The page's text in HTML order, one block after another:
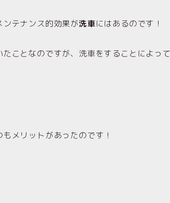
テナンス的効果が洗車にはあるのです！
ことなのですが、洗車をすることによっ
メリットがあったのです！